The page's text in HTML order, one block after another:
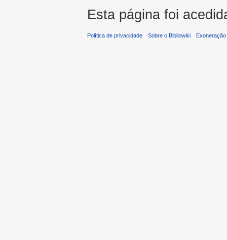
Esta página foi
Política de privacidade Sobre o Bibliowiki